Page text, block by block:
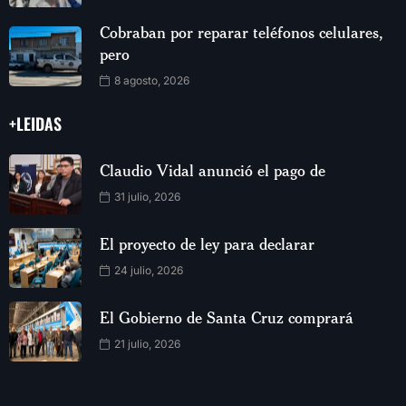
Cobraban por reparar teléfonos celulares,
pero
8 agosto, 2026
+LEIDAS
Claudio Vidal anunció el pago de
31 julio, 2026
El proyecto de ley para declarar
24 julio, 2026
El Gobierno de Santa Cruz comprará
21 julio, 2026